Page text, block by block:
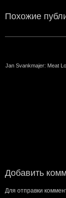
Похожие
Jan Svankmajer: Meat
Добавить
Для отправки